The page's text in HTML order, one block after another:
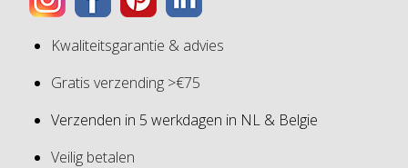
Kwaliteitsgarantie & advies
Gratis verzending >€75
Verzenden in 5 werkdagen in NL & Belgie
Veilig betalen